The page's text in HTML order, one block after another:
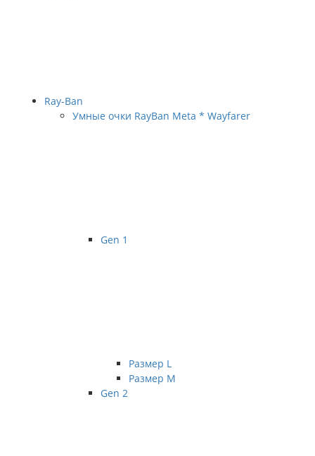
Ray-Ban
Умные очки RayBan Meta * Wayfarer
Gen 1
Размер L
Размер М
Gen 2